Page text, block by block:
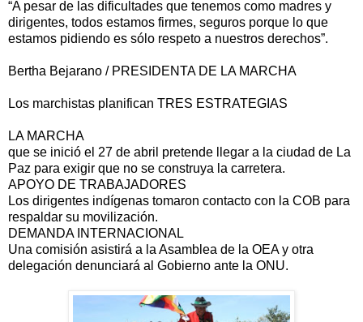
“A pesar de las dificultades que tenemos como madres y
dirigentes, todos estamos firmes, seguros porque lo que
estamos pidiendo es sólo respeto a nuestros derechos”.
Bertha Bejarano / PRESIDENTA DE LA MARCHA
Los marchistas planifican TRES ESTRATEGIAS
LA MARCHA
que se inició el 27 de abril pretende llegar a la ciudad de La
Paz para exigir que no se construya la carretera.
APOYO DE TRABAJADORES
Los dirigentes indígenas tomaron contacto con la COB para
respaldar su movilización.
DEMANDA INTERNACIONAL
Una comisión asistirá a la Asamblea de la OEA y otra
delegación denunciará al Gobierno ante la ONU.